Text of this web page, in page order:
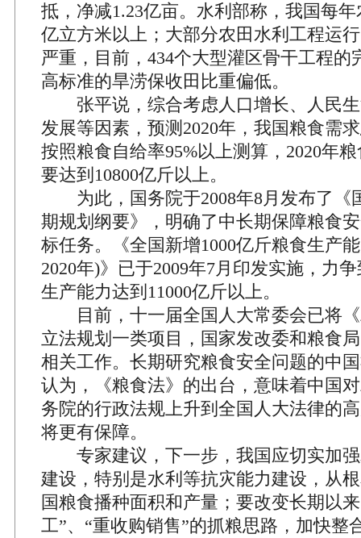
抵，净减1.23亿亩。水利部称，我国每
亿立方米以上；大部分农田水利工程运
严重，目前，434个大型灌区骨干工程的
高标准的旱涝保收田比重偏低。
张平说，综合考虑人口增长、人民生
发展等因素，预测2020年，我国粮食需
按照粮食自给率95%以上测算，2020年
要达到10800亿斤以上。
为此，国务院于2008年8月发布了《
期规划纲要》，明确了中长期保障粮食
标任务。《全国新增1000亿斤粮食生产
2020年)》已于2009年7月印发实施，力
生产能力达到11000亿斤以上。
目前，十一届全国人大常委会已将《
立法规划一类项目，国家发改委和粮食
相关工作。长期研究粮食安全问题的中
认为，《粮食法》的出台，意味着中国
务院的行政法规上升到全国人大法律的
将更有保障。
专家建议，下一步，我国应切实加强
建设，特别是水利等抗灾能力建设，从
国粮食播种面积和产量；要改变长期以
工”、“重收购销售”的抓粮思路，加快整